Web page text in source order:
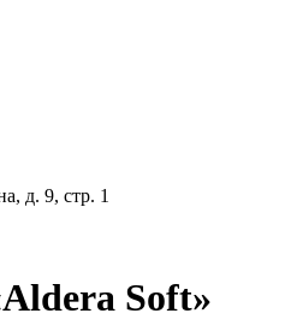
д. 9, стр. 1
Soft»